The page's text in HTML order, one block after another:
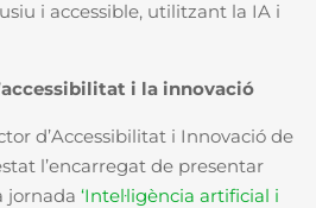
i accessible, utilitzant la IA i
i la innovació
d’Accessibilitat i Innovació de
l’encarregat de presentar
jornada ‘Intel·ligència artificial i